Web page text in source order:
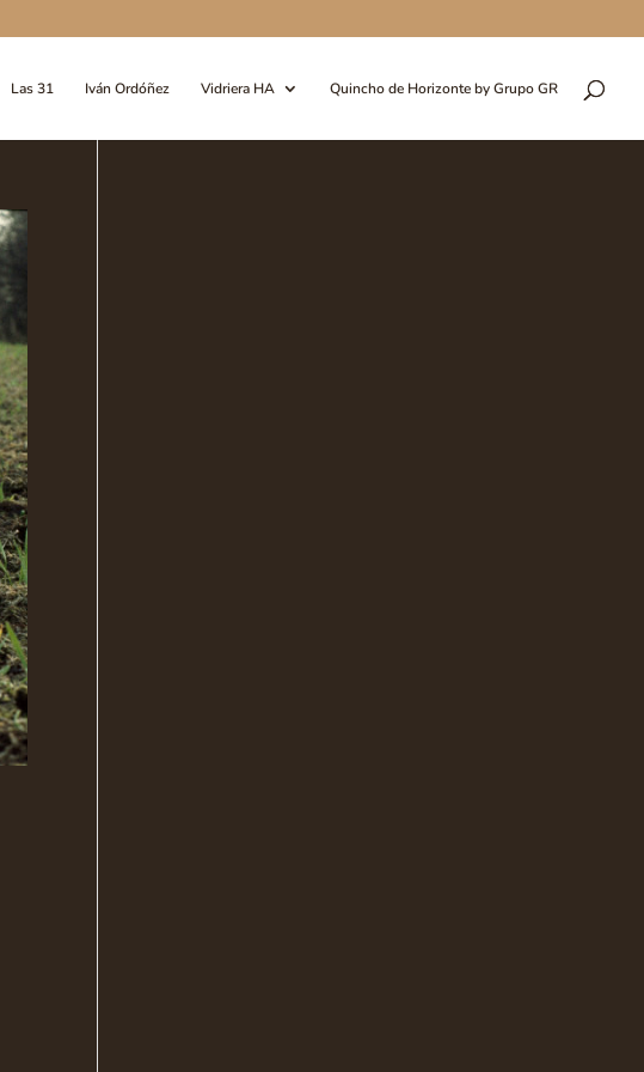
Las 31 Iván Ordóñez Vidriera HA Quincho de Horizonte by Grupo GR